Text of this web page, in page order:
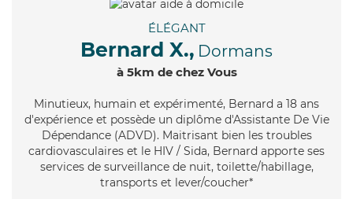
ÉLÉGANT
Bernard X., Dormans
à 5km de chez Vous
Minutieux, humain et expérimenté, Bernard a 18 ans
d'expérience et possède un diplôme d'Assistante De Vie
Dépendance (ADVD). Maitrisant bien les troubles
cardiovasculaires et le HIV / Sida, Bernard apporte ses
services de surveillance de nuit, toilette/habillage,
transports et lever/coucher*